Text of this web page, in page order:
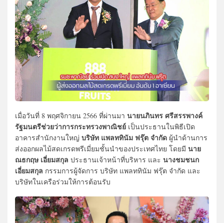
เมื่อวันที่ 8 พฤศจิกายน 2566 ที่ผ่านมา นายนภินทร ศรีสรรพางค์
รัฐมนตรีช่วยว่าการกระทรวงพาณิชย์ เป็นประธานในพิธีเปิด
อาคารสำนักงานใหญ่ บริษัท แพลททินัม ฟรุ๊ต จำกัด ผู้นำด้านการ
ส่งออกผลไม้สดเกรดพรีเมี่ยมชั้นนำของประเทศไทย โดยมี นาย
ณธกฤษ เอี่ยมสกุล ประธานเจ้าหน้าที่บริหาร และ นางชมชนก
เอี่ยมสกุล กรรมการผู้จัดการ บริษัท แพลททินัม ฟรุ๊ต จำกัด และ
บริษัทในเครือร่วมให้การต้อนรับ